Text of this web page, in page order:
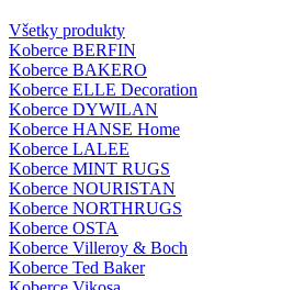
Všetky produkty
Koberce BERFIN
Koberce BAKERO
Koberce ELLE Decoration
Koberce DYWILAN
Koberce HANSE Home
Koberce LALEE
Koberce MINT RUGS
Koberce NOURISTAN
Koberce NORTHRUGS
Koberce OSTA
Koberce Villeroy & Boch
Koberce Ted Baker